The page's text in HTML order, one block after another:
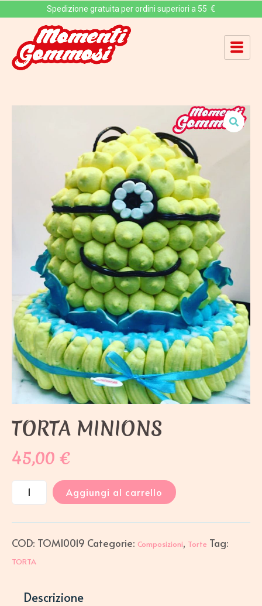
Spedizione gratuita per ordini superiori a 55 €
TORTA MINIONS
45,00€
Aggiungi al carrello
COD: TOMI0019 Categorie: Composizioni, Torte Tag:
TORTA
Descrizione